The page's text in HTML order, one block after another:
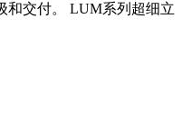
和交付。 LUM系列超细立